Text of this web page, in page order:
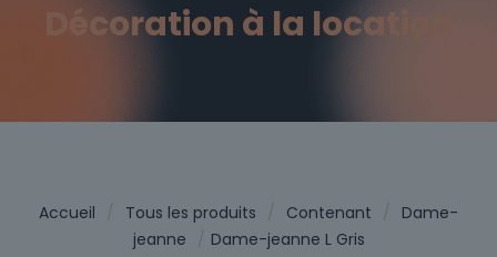
Décoration à la location
Accueil Tous les produits Contenant
Dame-
jeanne
Dame-jeanne L Gris